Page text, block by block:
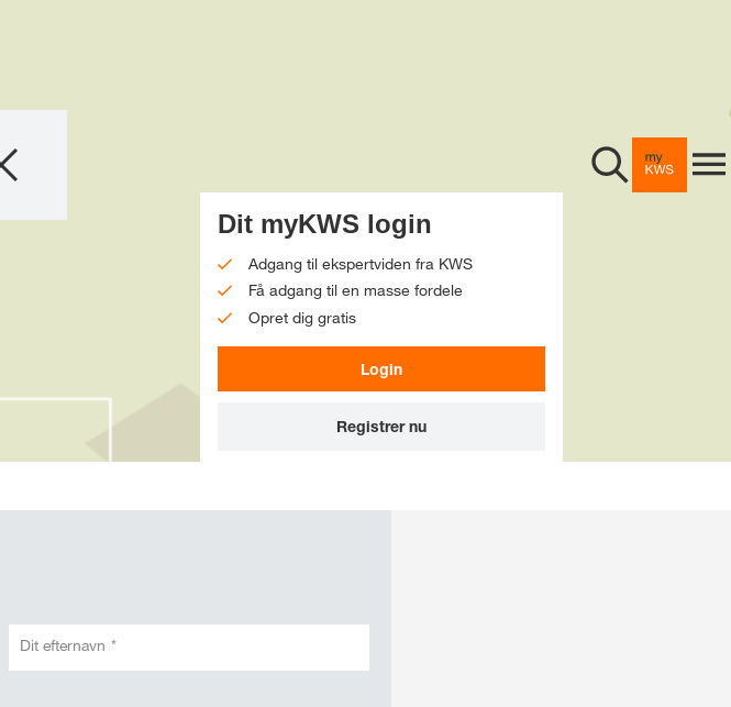
myKWS
Arrangementer
Virksomhed
Webshop
Webshop
Dit myKWS login
Adgang til ekspertviden fra KWS
Få adgang til en masse fordele
Opret dig gratis
Login
Registrer nu
Dit efternavn *